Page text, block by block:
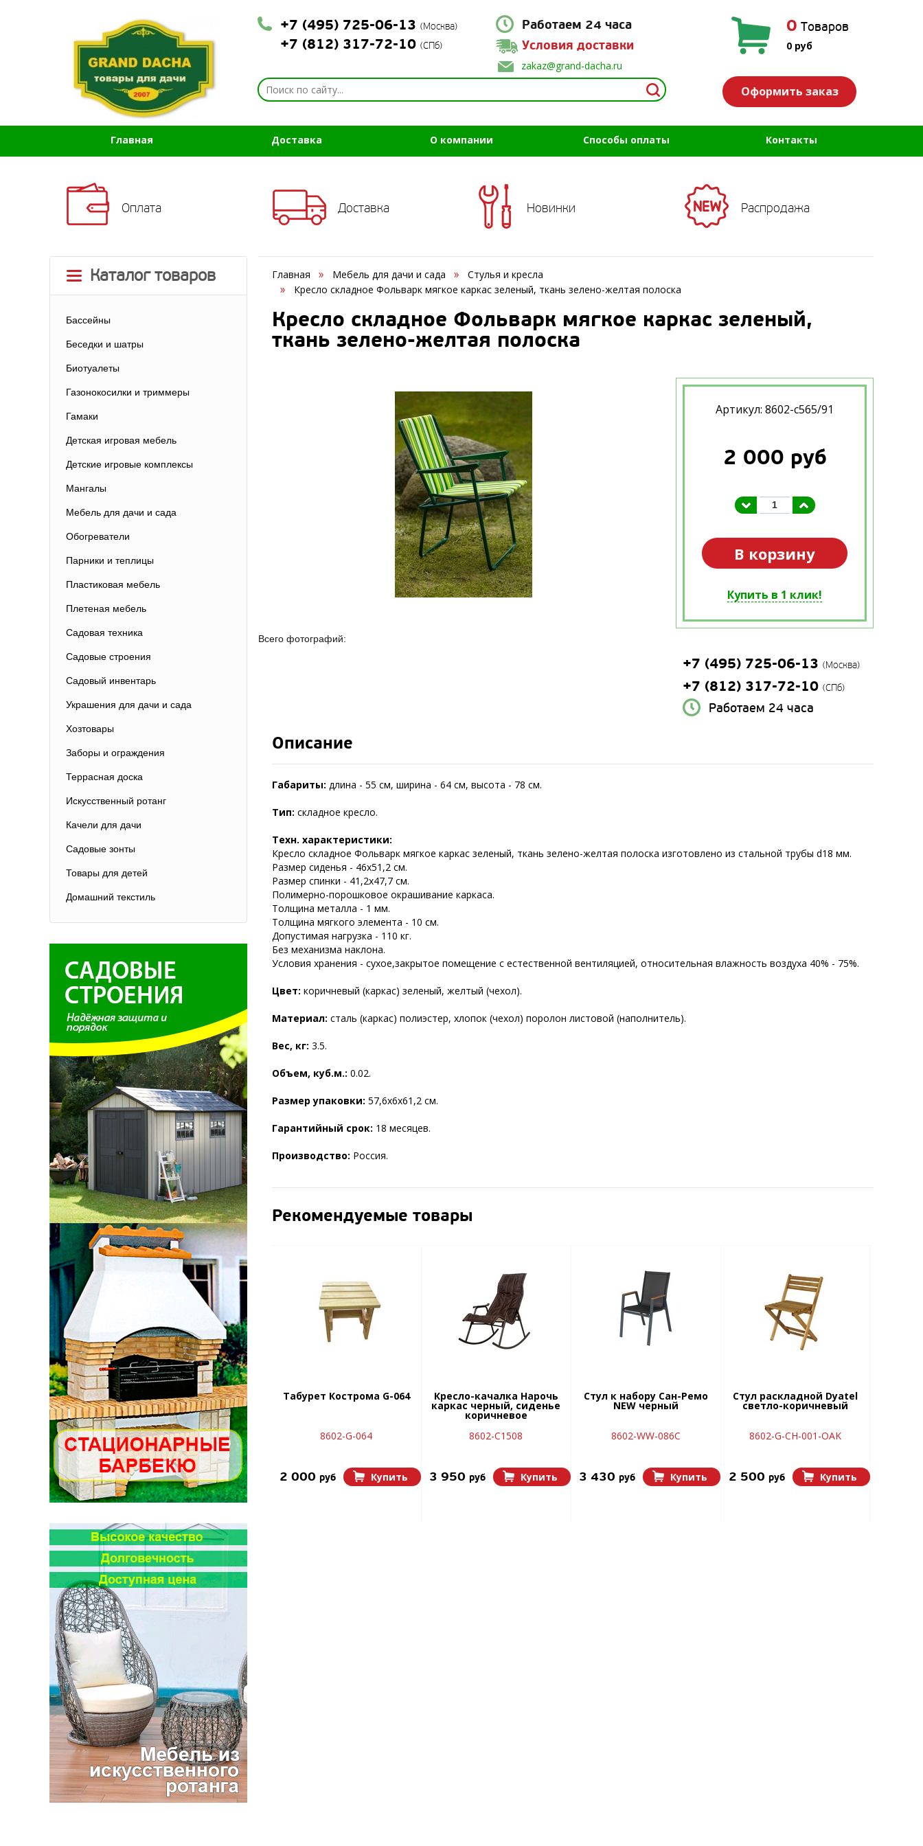
+7 (495) 725-06-13 (Москва)
+7 (812) 317-72-10 (СПб)
Работаем 24 часа
Условия доставки
zakaz@grand-dacha.ru
0 Товаров
0 руб
Оформить заказ
Главная Доставка О компании Способы оплаты Контакты
Оплата Доставка Новинки Распродажа
Каталог товаров
Бассейны
Беседки и шатры
Биотуалеты
Газонокосилки и триммеры
Гамаки
Детская игровая мебель
Детские игровые комплексы
Мангалы
Мебель для дачи и сада
Обогреватели
Парники и теплицы
Пластиковая мебель
Плетеная мебель
Садовая техника
Садовые строения
Садовый инвентарь
Украшения для дачи и сада
Хозтовары
Заборы и ограждения
Террасная доска
Искусственный ротанг
Качели для дачи
Садовые зонты
Товары для детей
Домашний текстиль
Главная Мебель для дачи и сада
Стулья и кресла
Кресло складное Фольварк мягкое каркас зеленый, ткань зелено-желтая полоска
Кресло складное Фольварк мягкое каркас зеленый,
ткань зелено-желтая полоска
Всего фотографий:
Артикул: 8602-с565/91
2 000 руб
В корзину
Купить в 1 клик!
+7 (495) 725-06-13 (Москва)
+7 (812) 317-72-10 (СПб)
Работаем 24 часа
Описание
Габариты: длина - 55 см, ширина - 64 см, высота - 78 см.
Тип: складное кресло.
Техн. характеристики:
Кресло складное Фольварк мягкое каркас зеленый, ткань зелено-желтая полоска изготовлено из стальной трубы d18 мм.
Размер сиденья - 46х51,2 см.
Размер спинки - 41,2х47,7 см.
Полимерно-порошковое окрашивание каркаса.
Толщина металла - 1 мм.
Толщина мягкого элемента - 10 см.
Допустимая нагрузка - 110 кг.
Без механизма наклона.
Условия хранения - сухое,закрытое помещение с естественной вентиляцией, относительная влажность воздуха 40% - 75%.
Цвет: коричневый (каркас) зеленый, желтый (чехол).
Материал: сталь (каркас) полиэстер, хлопок (чехол) поролон листовой (наполнитель).
Вес, кг: 3.5.
Объем, куб.м.: 0.02.
Размер упаковки: 57,6х6х61,2 см.
Гарантийный срок: 18 месяцев.
Производство: Россия.
Рекомендуемые товары
Табурет Кострома G-064
8602-G-064
2 000 руб Купить
Кресло-качалка Нарочь
каркас черный, сиденье
коричневое
8602-С1508
3 950 руб Купить
Стул к набору Сан-Ремо
NEW черный
8602-WW-086C
3 430 руб Купить
Стул раскладной Dyatel
светло-коричневый
8602-G-СH-001-OAK
2 500 руб Купить